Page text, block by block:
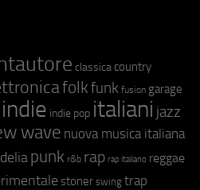
classica country
folkfunk fusion garage
indie indie pop italiani jazz
wave nuova musica italiana
punk r&b rap rap italiano reggae
stoner swing trap